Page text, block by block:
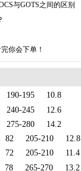
与GOTS之间的区别
你会下单！
190-195
10.8
240-245
12.6
275-280
14.2
82 205-210
12.8
72 205-210
11.4
78 265-270
13.2